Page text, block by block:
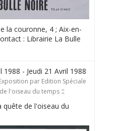
la couronne, 4 ; Aix-en-
: Librairie La Bulle
1988 - Jeudi 21 Avril 1988
par Edition Spéciale
l'oiseau du temps ::
quête de l'oiseau du